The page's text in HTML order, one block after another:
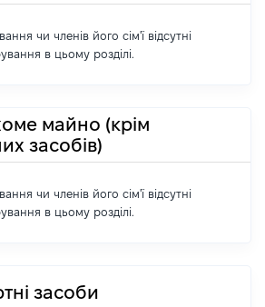
чи членів його сім'ї відсутні
в цьому розділі.
майно (крім
засобів)
чи членів його сім'ї відсутні
в цьому розділі.
засоби